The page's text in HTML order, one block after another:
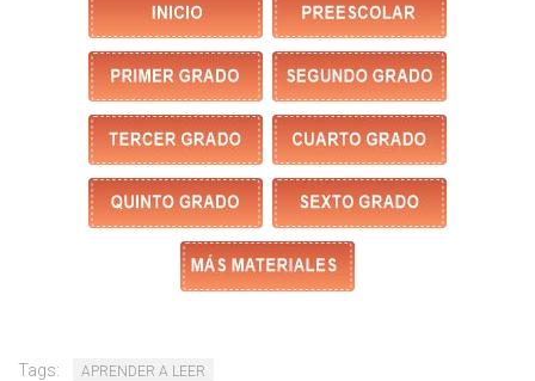
Tags: APRENDER A LEER